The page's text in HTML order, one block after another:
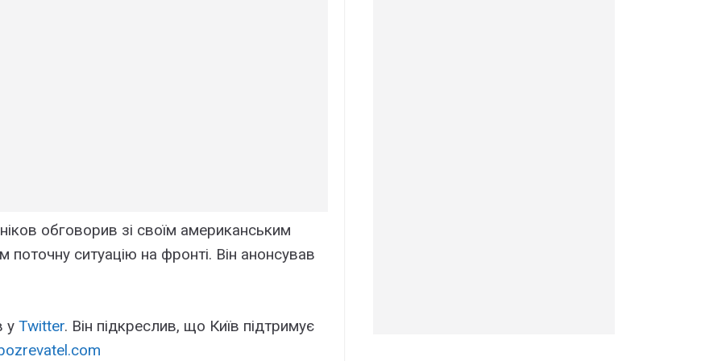
обговорив зі своїм американським
ситуацію на фронті. Він анонсував
у Twitter. Він підкреслив, що Київ підтримує